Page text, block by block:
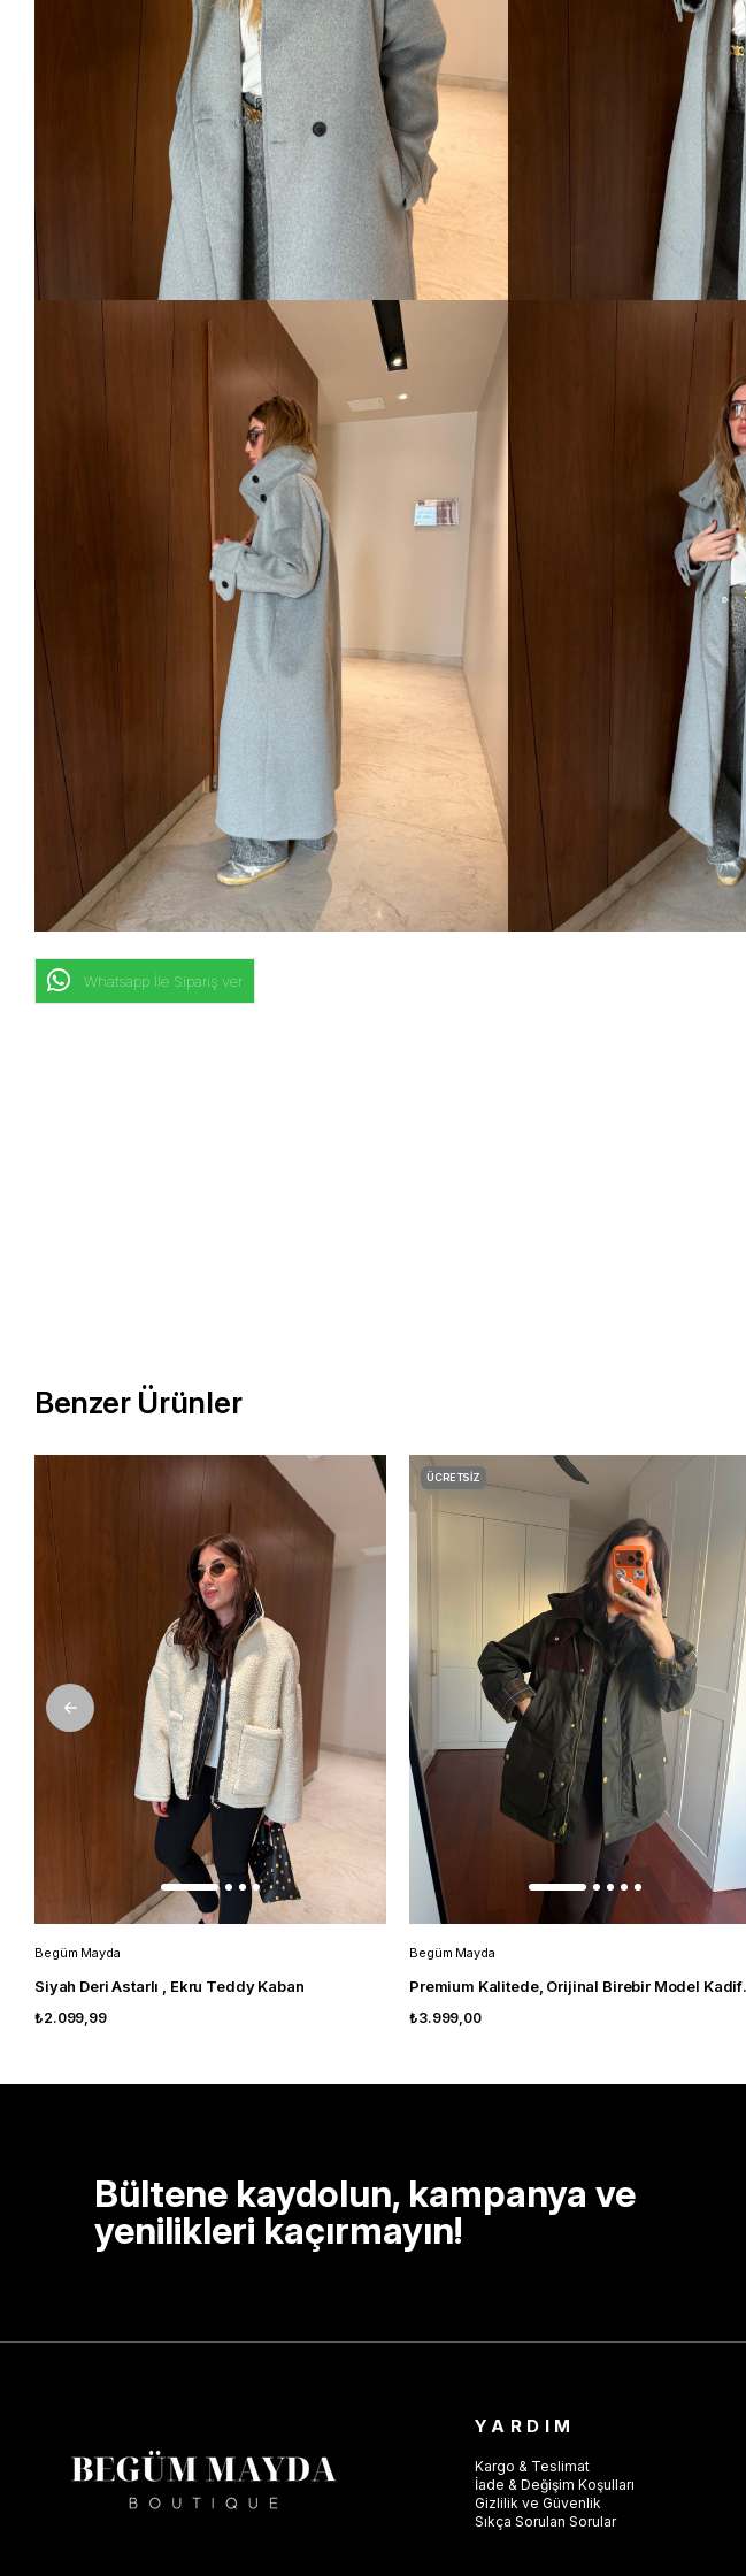
Whatsapp İle Sipariş ver
Benzer Ürünler
Begüm Mayda
Siyah Deri Astarlı , Ekru Teddy Kaban
₺2.099,99
Begüm Mayda
Premium
₺3.999,00
ÜCRETSIZ
Bültene kaydolun, kampanya ve
yenilikleri kaçırmayın!
YARDIM
Kargo & Teslimat
İade & Değişim Koşulları
Gizlilik ve Güvenlik
Sıkça Sorulan Sorular